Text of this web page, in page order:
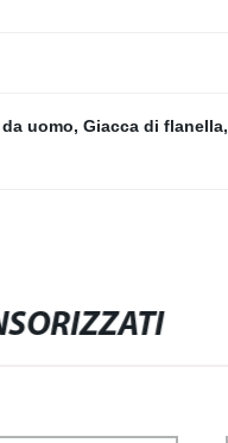
uomo, Giacca di flanella,